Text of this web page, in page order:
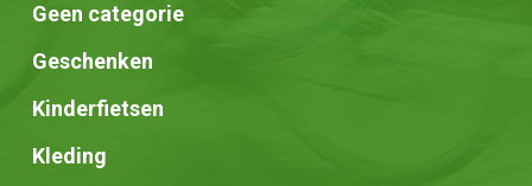
Geen categorie
Geschenken
Kinderfietsen
Kleding